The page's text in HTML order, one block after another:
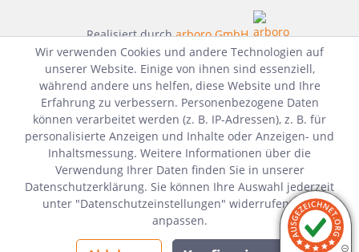
Realisiert durcharboro GmbH
Wir verwenden Cookies und andere Technologien auf
unserer Website. Einige von ihnen sind essenziell,
während andere uns helfen, diese Website und Ihre
Erfahrung zu verbessern. Personenbezogene Daten
können verarbeitet werden (z. B. IP-Adressen), z. B. für
personalisierte Anzeigen und Inhalte oder Anzeigen- und
Inhaltsmessung. Weitere Informationen über die
Verwendung Ihrer Daten finden Sie in unserer
Datenschutzerklärung. Sie können Ihre Auswahl jederzeit
unter "Datenschutzeinstellungen" widerrufen oder
anpassen.